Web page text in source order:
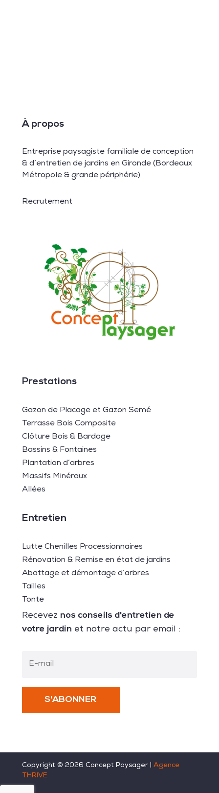
À propos
Entreprise paysagiste familiale de conception
& d’entretien de jardins en Gironde (Bordeaux
Métropole & grande périphérie)
Recrutement
Prestations
Gazon de Placage et Gazon Semé
Terrasse Bois Composite
Clôture Bois & Bardage
Bassins & Fontaines
Plantation d’arbres
Massifs Minéraux
Allées
Entretien
Lutte Chenilles Processionnaires
Rénovation & Remise en état de jardins
Abattage et démontage d’arbres
Tailles
Tonte
Recevez nos conseils d'entretien de
votre jardin et notre actu par email :
S'ABONNER
Copyright © 2026 Concept Paysager | Agence
THRIVE